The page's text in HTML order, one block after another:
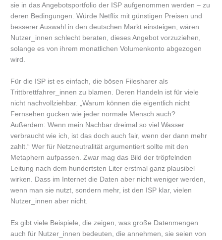
sie in das Angebotsportfolio der ISP aufgenommen werden – zu
deren Bedingungen. Würde Netflix mit günstigen Preisen und
besserer Auswahl in den deutschen Markt einsteigen, wären
Nutzer_innen schlecht beraten, dieses Angebot vorzuziehen,
solange es von ihrem monatlichen Volumenkonto abgezogen
wird.
Für die ISP ist es einfach, die bösen Filesharer als
Trittbrettfahrer_innen zu blamen. Deren Handeln ist für viele
nicht nachvollziehbar. „Warum können die eigentlich nicht
Fernsehen gucken wie jeder normale Mensch auch?
Außerdem: Wenn mein Nachbar dreimal so viel Wasser
verbraucht wie ich, ist das doch auch fair, wenn der dann mehr
zahlt.“ Wer für Netzneutralität argumentiert sollte mit den
Metaphern aufpassen. Zwar mag das Bild der tröpfelnden
Leitung nach dem hundertsten Liter erstmal ganz plausibel
wirken. Dass im Internet die Daten aber nicht weniger werden,
wenn man sie nutzt, sondern mehr, ist den ISP klar, vielen
Nutzer_innen aber nicht.
Es gibt viele Beispiele, die zeigen, was große Datenmengen
auch für Nutzer_innen bedeuten, die annehmen, sie seien von